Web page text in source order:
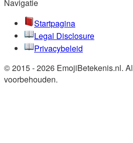
Navigatie
Startpagina
Legal Disclosure
Privacybeleid
© 2015 - 2026 EmojiBetekenis.nl.
voorbehouden.